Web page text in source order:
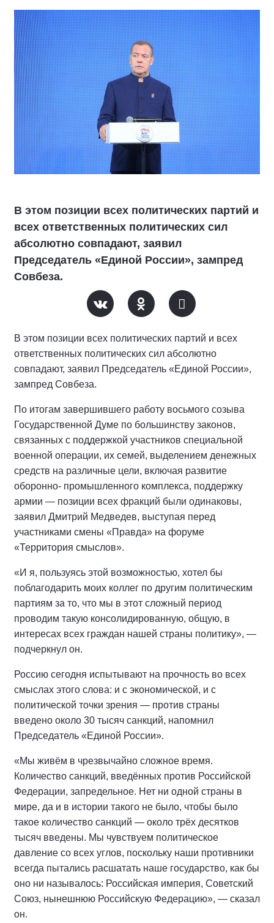
В этом позиции всех политических партий и
всех ответственных политических сил
абсолютно совпадают, заявил
Председатель «Единой России», зампред
Совбеза.
В этом позиции всех политических партий и всех
ответственных политических сил абсолютно
совпадают, заявил Председатель «Единой России»,
зампред Совбеза.
По итогам завершившего работу восьмого созыва
Государственной Думе по большинству законов,
связанных с поддержкой участников специальной
военной операции, их семей, выделением денежных
средств на различные цели, включая развитие
оборонно- промышленного комплекса, поддержку
армии — позиции всех фракций были одинаковы,
заявил Дмитрий Медведев, выступая перед
участниками смены «Правда» на форуме
«Территория смыслов».
«И я, пользуясь этой возможностью, хотел бы
поблагодарить моих коллег по другим политическим
партиям за то, что мы в этот сложный период
проводим такую консолидированную, общую, в
интересах всех граждан нашей страны политику», —
подчеркнул он.
Россию сегодня испытывают на прочность во всех
смыслах этого слова: и с экономической, и с
политической точки зрения — против страны
введено около 30 тысяч санкций, напомнил
Председатель «Единой России».
«Мы живём в чрезвычайно сложное время.
Количество санкций, введённых против Российской
Федерации, запредельное. Нет ни одной страны в
мире, да и в истории такого не было, чтобы было
такое количество санкций — около трёх десятков
тысяч введены. Мы чувствуем политическое
давление со всех углов, поскольку наши противники
всегда пытались расшатать наше государство, как бы
оно ни называлось: Российская империя, Советский
Союз, нынешнюю Российскую Федерацию», — сказал
он.